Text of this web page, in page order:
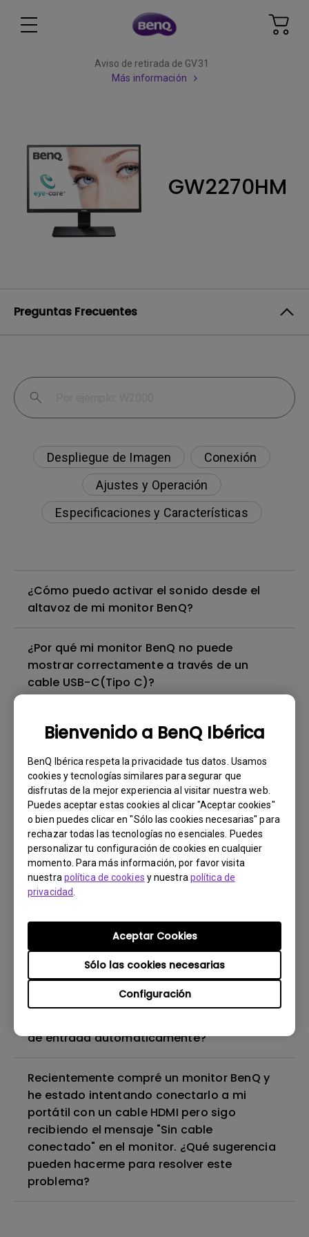
Bienvenido a BenQ Ibérica
BenQ Ibérica respeta la privacidade tus datos. Usamos
cookies y tecnologías similares para segurar que
disfrutas de la mejor experiencia al visitar nuestra web.
Puedes aceptar estas cookies al clicar "Aceptar cookies"
o bien puedes clicar en "Sólo las cookies necesarias" para
rechazar todas las tecnologías no esenciales. Puedes
personalizar tu configuración de cookies en cualquier
momento. Para más información, por favor visita
nuestra política de cookies y nuestra política de
privacidad
Configuración
Sólo las cookies necesarias
Aceptar Cookies
Aviso de retirada de GV31
Más información
GW2270HM
Preguntas Frecuentes
Despliegue de Imagen
Conexión
Ajustes y Operación
Especificaciones y Características
¿Cómo puedo activar el sonido desde el
altavoz de mi monitor BenQ?
¿Por qué mi monitor BenQ no puede
mostrar correctamente a través de un
cable USB-C(Tipo C)?
¿Necesito instalar el driver WHQL (Windows
Hardware Quality Labs) en Windows para mi
monitor de BenQ? ¿Hay una versión
actualizada del driver WHQL?
¿Hay alguna película protectora o película
de plástico sobre la pantalla de mi monitor
de BenQ que deba quitarse?
¿Todos los monitores de BenQ o solo
¿El monitor de BenQ utiliza iluminación LED
de matriz completa o iluminación LED con
luz de borde?
de entrada automáticamente?
Recientemente compré un monitor BenQ y
he estado intentando conectarlo a mi
portátil con un cable HDMI pero sigo
recibiendo el mensaje "Sin cable
conectado" en el monitor. ¿Qué sugerencia
pueden hacerme para resolver este
problema?